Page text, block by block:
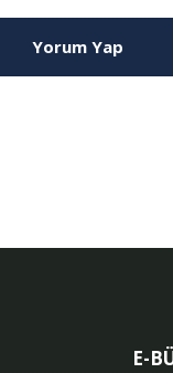
Yorum Yap
E-